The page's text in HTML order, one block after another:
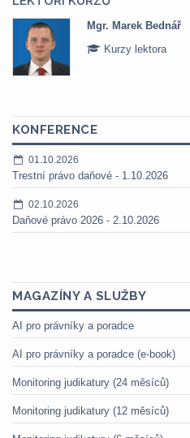
Mgr. Marek Bednář
Kurzy lektora
KONFERENCE
01.10.2026
Trestní právo daňové - 1.10.2026
02.10.2026
Daňové právo 2026 - 2.10.2026
MAGAZÍNY A SLUŽBY
AI pro právníky a poradce
AI pro právníky a poradce (e-book)
Monitoring judikatury (24 měsíců)
Monitoring judikatury (12 měsíců)